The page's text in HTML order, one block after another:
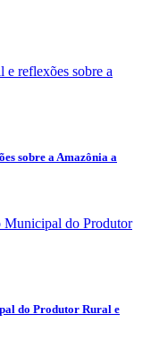
sobre a Amazônia a
do Produtor Rural e